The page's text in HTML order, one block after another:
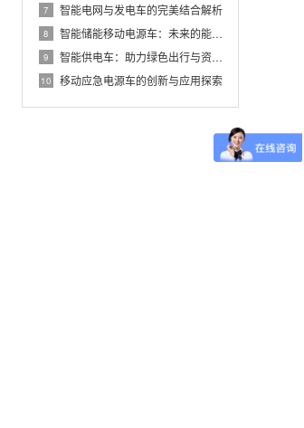
7 智能电网与发电车的完美结合解析
8 智能储能移动电源车：未来的能源解决方案
9 智能供电车：助力绿色出行与资源优化
10 移动应急电源车的创新与应用探索